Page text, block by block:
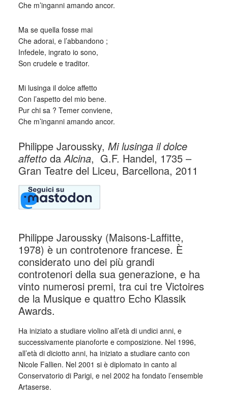
Che m’inganni amando ancor.
Ma se quella fosse mai
Che adorai, e l’abbandono ;
Infedele, ingrato io sono,
Son crudele e traditor.
Mi lusinga il dolce affetto
Con l’aspetto del mio bene.
Pur chi sa ? Temer conviene,
Che m’inganni amando ancor.
Philippe Jaroussky, Mi lusinga il dolce
affettodaAlcina, G.F. Handel, 1735 –
Gran Teatre del Liceu, Barcellona, 2011
Philippe Jaroussky (Maisons-Laffitte,
1978) è un controtenore francese. È
considerato uno dei più grandi
controtenori della sua generazione, e ha
vinto numerosi premi, tra cui tre Victoires
de la Musique e quattro Echo Klassik
Awards.
Ha iniziato a studiare violino all’età di undici anni, e
successivamente pianoforte e composizione. Nel 1996,
all’età di diciotto anni, ha iniziato a studiare canto con
Nicole Fallien. Nel 2001 si è diplomato in canto al
Conservatorio di Parigi, e nel 2002 ha fondato l’ensemble
Artaserse.